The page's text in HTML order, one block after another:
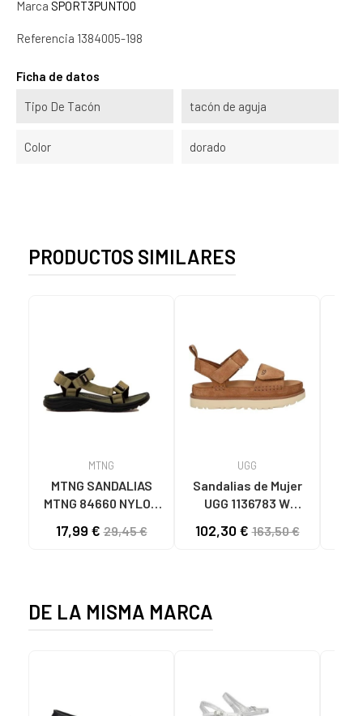
Marca SPORT3PUNTO0
Referencia 1384005-198
Ficha de datos
Tipo De Tacón tacón de aguja
Color dorado
PRODUCTOS SIMILARES
MTNG
MTNG SANDALIAS
MTNG 84660 NYLON
C59785 - - NYLON
17,99 €29,45 €
UGG
Sandalias de Mujer
UGG 1136783 W
CHESTNUT
102,30 €163,50 €
DE LA MISMA MARCA